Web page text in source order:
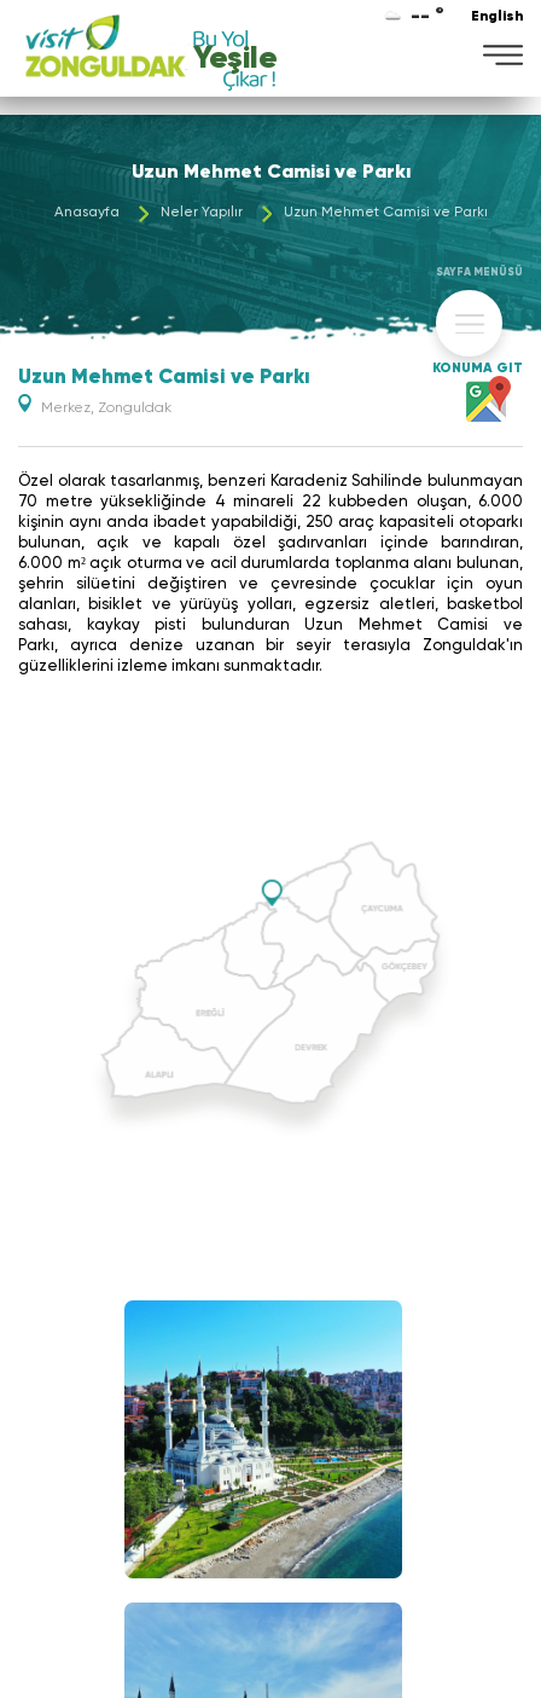
-- ° English
Yeşile
Uzun Mehmet Camisi ve Parkı
Anasayfa Neler Yapılır Uzun Mehmet Camisi ve Parkı
SAYFA MENÜSÜ
Uzun Mehmet Camisi ve Parkı
Merkez, Zonguldak
KONUMA GİT
Özel olarak tasarlanmış, benzeri Karadeniz Sahilinde bulunmayan
70 metre yüksekliğinde 4 minareli 22 kubbeden oluşan, 6.000
kişinin aynı anda ibadet yapabildiği, 250 araç kapasiteli otoparkı
bulunan, açık ve kapalı özel şadırvanları içinde barındıran,
6.000 m² açık oturma ve acil durumlarda toplanma alanı bulunan,
şehrin silüetini değiştiren ve çevresinde çocuklar için oyun
alanları, bisiklet ve yürüyüş yolları, egzersiz aletleri, basketbol
sahası, kaykay pisti bulunduran Uzun Mehmet Camisi ve
Parkı, ayrıca denize uzanan bir seyir terasıyla Zonguldak'ın
güzelliklerini izleme imkanı sunmaktadır.